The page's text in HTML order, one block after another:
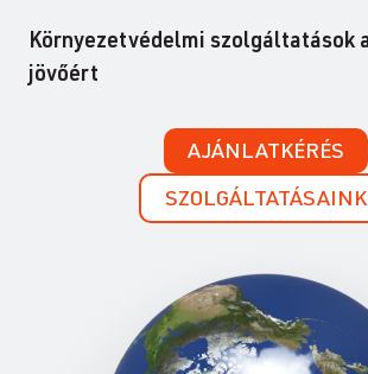
Környezetvédelmi szolgáltatások
jövőért
AJÁNLATKÉRÉS
SZOLGÁLTATÁSAINK